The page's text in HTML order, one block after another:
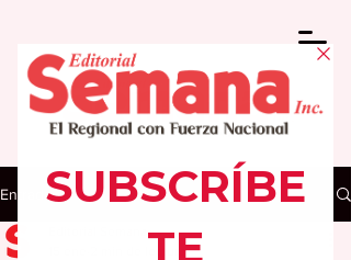
Entrada